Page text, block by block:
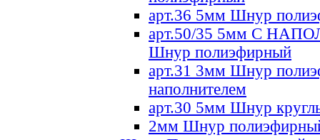
арт.36 5мм Шнур
арт.50/35 5мм С
Шнур полиэфирный
арт.31 3мм Шнур
наполнителем
арт.30 5мм Шнур
2мм Шнур